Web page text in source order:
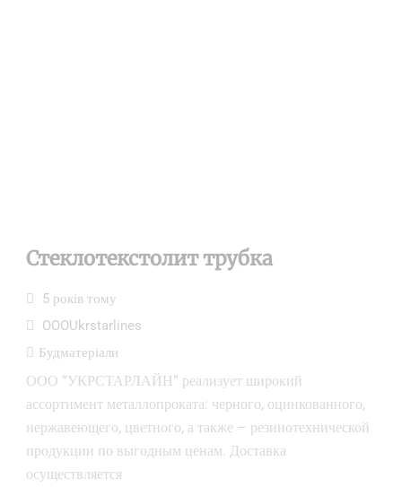
Стеклотекстолит трубка
5 років тому
OOOUkrstarlines
Будматеріали
ООО “УКРСТАРЛАЙН” реализует широкий
ассортимент металлопроката: черного, оцинкованного,
нержавеющего, цветного, а также – резинотехнической
продукции по выгодным ценам. Доставка
осуществляется